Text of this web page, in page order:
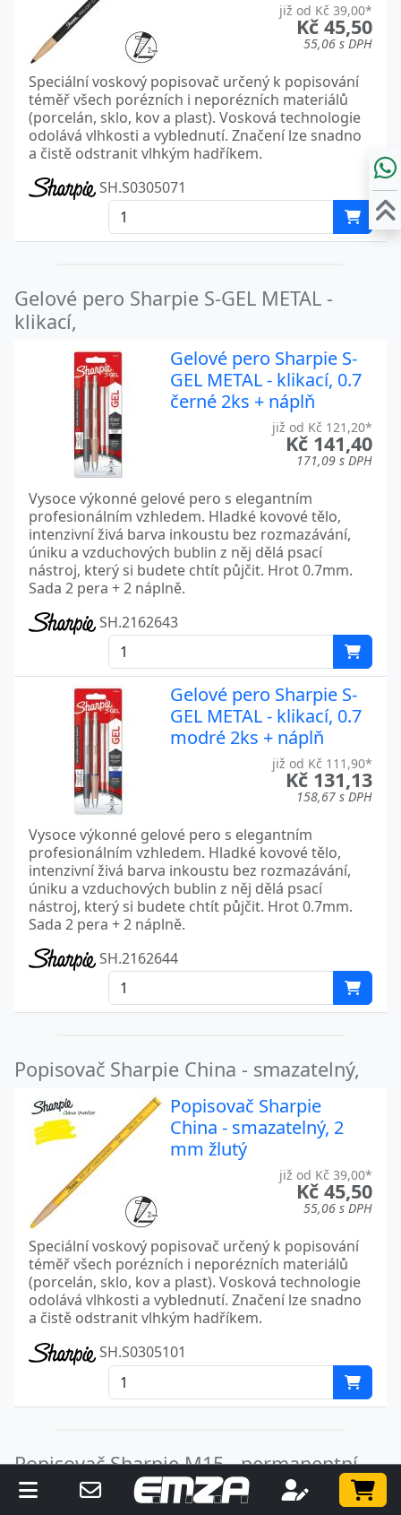
již od Kč 39,00*
Kč 45,50
55,06 s DPH
Speciální voskový popisovač určený k popisování
téměř všech porézních i neporézních materiálů
(porcelán, sklo, kov a plast). Vosková technologie
odolává vlhkosti a vyblednutí. Značení lze snadno
a čistě odstranit vlhkým hadříkem.
SH.S0305071
Gelové pero Sharpie S-GEL METAL -
klikací,
Gelové pero Sharpie S-
GEL METAL - klikací, 0.7
černé 2ks + náplň
již od Kč 121,20*
Kč 141,40
171,09 s DPH
Vysoce výkonné gelové pero s elegantním
profesionálním vzhledem. Hladké kovové tělo,
intenzivní živá barva inkoustu bez rozmazávání,
úniku a vzduchových bublin z něj dělá psací
nástroj, který si budete chtít půjčit. Hrot 0.7mm.
Sada 2 pera + 2 náplně.
SH.2162643
Gelové pero Sharpie S-
GEL METAL - klikací, 0.7
modré 2ks + náplň
již od Kč 111,90*
Kč 131,13
158,67 s DPH
Vysoce výkonné gelové pero s elegantním
profesionálním vzhledem. Hladké kovové tělo,
intenzivní živá barva inkoustu bez rozmazávání,
úniku a vzduchových bublin z něj dělá psací
nástroj, který si budete chtít půjčit. Hrot 0.7mm.
Sada 2 pera + 2 náplně.
SH.2162644
Popisovač Sharpie China - smazatelný,
Popisovač Sharpie
China - smazatelný, 2
mm žlutý
již od Kč 39,00*
Kč 45,50
55,06 s DPH
Speciální voskový popisovač určený k popisování
téměř všech porézních i neporézních materiálů
(porcelán, sklo, kov a plast). Vosková technologie
odolává vlhkosti a vyblednutí. Značení lze snadno
a čistě odstranit vlhkým hadříkem.
SH.S0305101
Popisovač Sharpie M15 - permanentní,
Popisovač Sharpie M15 -